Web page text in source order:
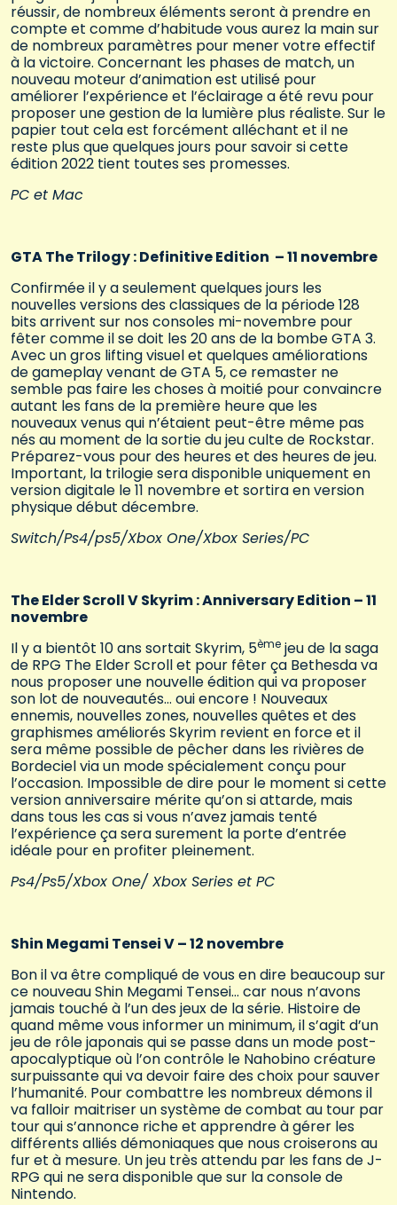
réussir, de nombreux éléments seront à prendre en
compte et comme d’habitude vous aurez la main sur
de nombreux paramètres pour mener votre effectif
à la victoire. Concernant les phases de match, un
nouveau moteur d’animation est utilisé pour
améliorer l’expérience et l’éclairage a été revu pour
proposer une gestion de la lumière plus réaliste. Sur le
papier tout cela est forcément alléchant et il ne
reste plus que quelques jours pour savoir si cette
édition 2022 tient toutes ses promesses.
PC et Mac
GTA The Trilogy : Definitive Edition – 11 novembre
Confirmée il y a seulement quelques jours les
nouvelles versions des classiques de la période 128
bits arrivent sur nos consoles mi-novembre pour
fêter comme il se doit les 20 ans de la bombe GTA 3.
Avec un gros lifting visuel et quelques améliorations
de gameplay venant de GTA 5, ce remaster ne
semble pas faire les choses à moitié pour convaincre
autant les fans de la première heure que les
nouveaux venus qui n’étaient peut-être même pas
nés au moment de la sortie du jeu culte de Rockstar.
Préparez-vous pour des heures et des heures de jeu.
Important, la trilogie sera disponible uniquement en
version digitale le 11 novembre et sortira en version
physique début décembre.
Switch/Ps4/ps5/Xbox One/Xbox Series/PC
The Elder Scroll V Skyrim : Anniversary Edition – 11
novembre
Il y a bientôt 10 ans sortait Skyrim, 5ème jeu de la saga
de RPG The Elder Scroll et pour fêter ça Bethesda va
nous proposer une nouvelle édition qui va proposer
son lot de nouveautés… oui encore ! Nouveaux
ennemis, nouvelles zones, nouvelles quêtes et des
graphismes améliorés Skyrim revient en force et il
sera même possible de pêcher dans les rivières de
Bordeciel via un mode spécialement conçu pour
l’occasion. Impossible de dire pour le moment si cette
version anniversaire mérite qu’on si attarde, mais
dans tous les cas si vous n’avez jamais tenté
l’expérience ça sera surement la porte d’entrée
idéale pour en profiter pleinement.
Ps4/Ps5/Xbox One/ Xbox Series et PC
Shin Megami Tensei V – 12 novembre
Bon il va être compliqué de vous en dire beaucoup sur
ce nouveau Shin Megami Tensei… car nous n’avons
jamais touché à l’un des jeux de la série. Histoire de
quand même vous informer un minimum, il s’agit d’un
jeu de rôle japonais qui se passe dans un mode post-
apocalyptique où l’on contrôle le Nahobino créature
surpuissante qui va devoir faire des choix pour sauver
l’humanité. Pour combattre les nombreux démons il
va falloir maitriser un système de combat au tour par
tour qui s’annonce riche et apprendre à gérer les
différents alliés démoniaques que nous croiserons au
fur et à mesure. Un jeu très attendu par les fans de J-
RPG qui ne sera disponible que sur la console de
Nintendo.